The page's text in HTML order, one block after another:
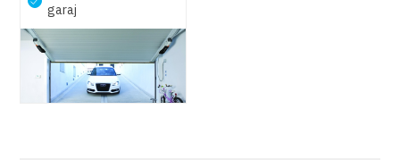
garaj